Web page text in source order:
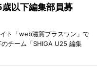
以下編集部員募
ト「web滋賀プラスワン」で
チーム「SHIGA U25 編集